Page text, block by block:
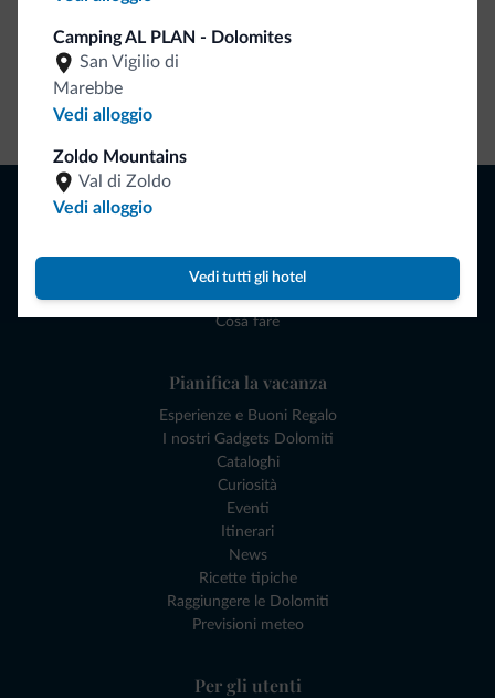
Camping AL PLAN - Dolomites
San Vigilio di
Marebbe
Vedi alloggio
Zoldo Mountains
Val di Zoldo
Vedi alloggio
Vedi tutti gli hotel
Offerte
Dove andare
Cosa fare
Pianifica la vacanza
Esperienze e Buoni Regalo
I nostri Gadgets Dolomiti
Cataloghi
Curiosità
Eventi
Itinerari
News
Ricette tipiche
Raggiungere le Dolomiti
Previsioni meteo
Per gli utenti